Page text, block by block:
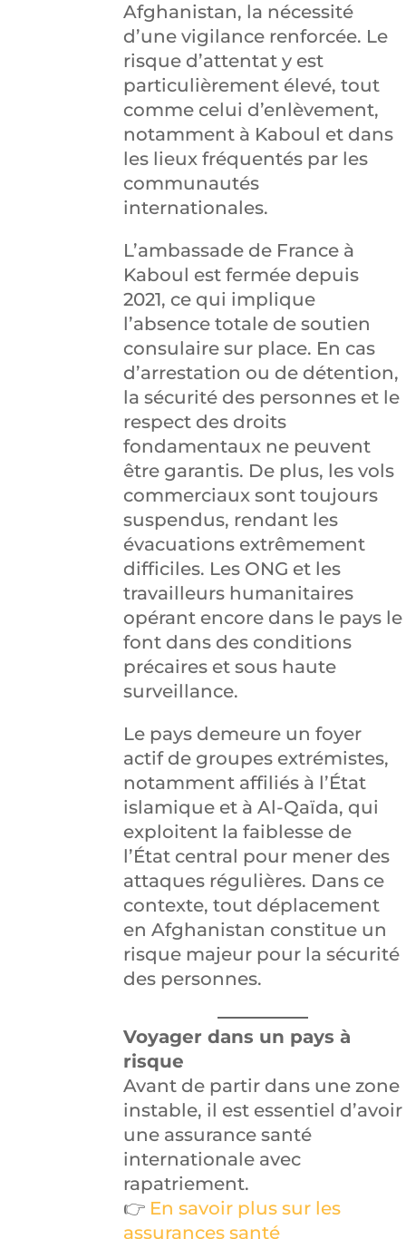
Afghanistan, la nécessité
d’une vigilance renforcée. Le
risque d’attentat y est
particulièrement élevé, tout
comme celui d’enlèvement,
notamment à Kaboul et dans
les lieux fréquentés par les
communautés
internationales.
L’ambassade de France à
Kaboul est fermée depuis
2021, ce qui implique
l’absence totale de soutien
consulaire sur place. En cas
d’arrestation ou de détention,
la sécurité des personnes et le
respect des droits
fondamentaux ne peuvent
être garantis. De plus, les vols
commerciaux sont toujours
suspendus, rendant les
évacuations extrêmement
difficiles. Les ONG et les
travailleurs humanitaires
opérant encore dans le pays le
font dans des conditions
précaires et sous haute
surveillance.
Le pays demeure un foyer
actif de groupes extrémistes,
notamment affiliés à l’État
islamique et à Al-Qaïda, qui
exploitent la faiblesse de
l’État central pour mener des
attaques régulières. Dans ce
contexte, tout déplacement
en Afghanistan constitue un
risque majeur pour la sécurité
des personnes.
Voyager dans un pays à
risque
Avant de partir dans une zone
instable, il est essentiel d’avoir
une assurance santé
internationale avec
rapatriement.
👉 En savoir plus sur les
assurances santé